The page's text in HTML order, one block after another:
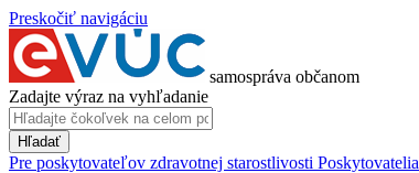
Preskočiť navigáciu
samospráva občanom
Zadajte výraz na vyhľadanie
Hľadať
Pre poskytovateľov zdravotnej starostlivosti Poskytovatelia